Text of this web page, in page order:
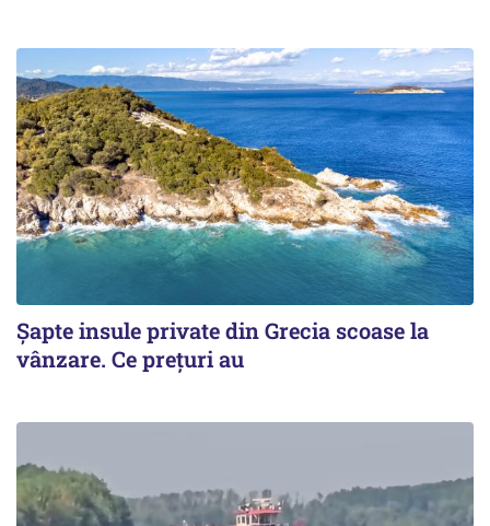
Șapte insule private din Grecia scoase la
vânzare. Ce prețuri au